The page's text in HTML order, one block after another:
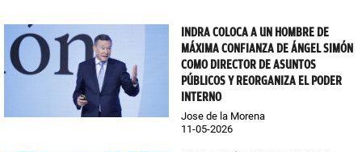
INDRA COLOCA A UN HOMBRE DE
MÁXIMA CONFIANZA DE ÁNGEL SIMÓN
COMO DIRECTOR DE ASUNTOS
PÚBLICOS Y REORGANIZA EL PODER
INTERNO
Jose de la Morena
11-05-2026